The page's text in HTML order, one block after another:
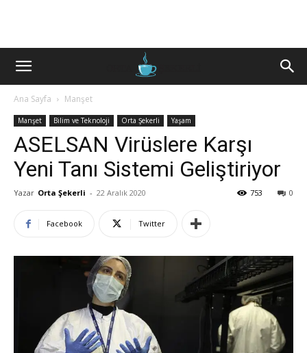
Ana Sayfa Manşet
Manşet Bilim ve Teknoloji Orta Şekerli Yaşam
ASELSAN Virüslere Karşı
Yeni Tanı Sistemi Geliştiriyor
Yazar Orta Şekerli - 22 Aralık 2020 0
753
Facebook Twitter